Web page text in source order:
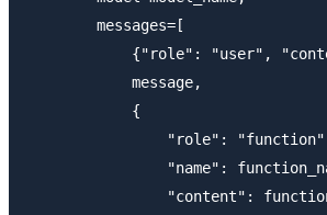
        messages=[
{"role": "user",
            message,
            {
"role":
"name":
"content":